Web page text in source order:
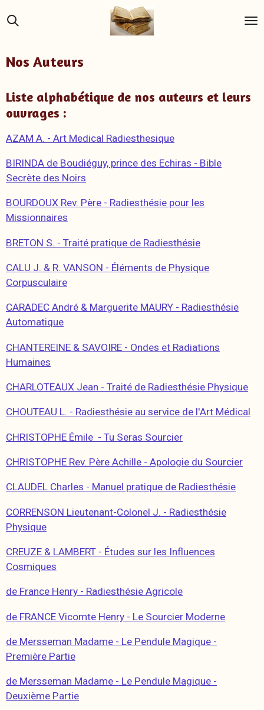
Passer
au
principal
Nos Auteurs
Liste alphabétique de nos auteurs et leurs
ouvrages :
AZAM A. - Art Medical Radiesthesique
BIRINDA de Boudiéguy, prince des Echiras - Bible
Secrète des Noirs
BOURDOUX Rev. Père - Radiesthésie pour les
Missionnaires
BRETON S. - Traité pratique de Radiesthésie
CALU J. & R. VANSON - Éléments de Physique
Corpusculaire
CARADEC André & Marguerite MAURY - Radiesthésie
Automatique
CHANTEREINE & SAVOIRE - Ondes et Radiations
Humaines
CHARLOTEAUX Jean - Traité de Radiesthésie Physique
CHOUTEAU L. - Radiesthésie au service de l'Art Médical
CHRISTOPHE Émile - Tu Seras Sourcier
CHRISTOPHE Rev. Père Achille - Apologie du Sourcier
CLAUDEL Charles - Manuel pratique de Radiesthésie
CORRENSON Lieutenant-Colonel J. - Radiesthésie
Physique
CREUZE & LAMBERT - Études sur les Influences
Cosmiques
de France Henry - Radiesthésie Agricole
de FRANCE Vicomte Henry - Le Sourcier Moderne
de Mersseman Madame - Le Pendule Magique -
Première Partie
de Mersseman Madame - Le Pendule Magique -
Deuxième Partie